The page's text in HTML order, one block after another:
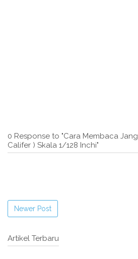
0 Response to "Cara Membaca
Califer ) Skala 1/128 Inchi"
Newer Post
Artikel Terbaru